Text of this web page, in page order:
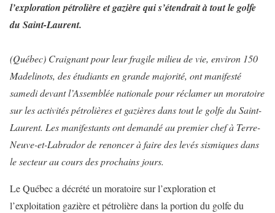
l’exploration pétrolière et gazière qui s’étendrait à tout le golfe
du Saint-Laurent.
(Québec) Craignant pour leur fragile milieu de vie, environ 150
Madelinots, des étudiants en grande majorité, ont manifesté
samedi devant l’Assemblée nationale pour réclamer un moratoire
sur les activités pétrolières et gazières dans tout le golfe du Saint-
Laurent. Les manifestants ont demandé au premier chef à Terre-
Neuve-et-Labrador de renoncer à faire des levés sismiques dans
le secteur au cours des prochains jours.
Le Québec a décrété un moratoire sur l’exploration et
l’exploitation gazière et pétrolière dans la portion du golfe du